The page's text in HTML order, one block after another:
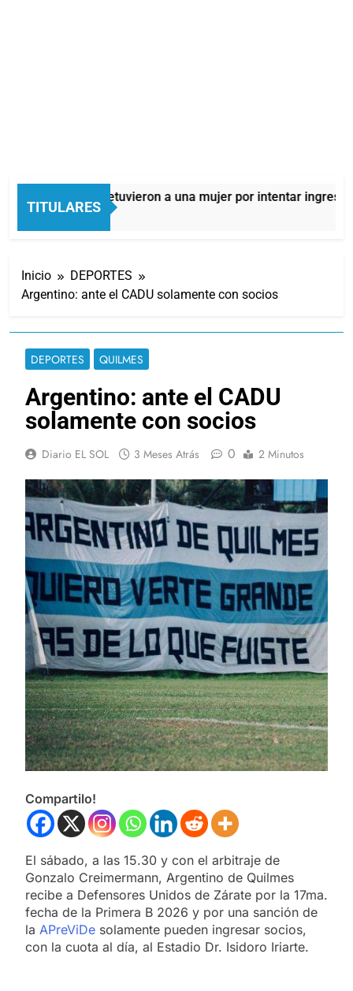
TITULARES
Quilmes: detuvieron a una mujer por intentar ingresar
5 Horas Atrás
Inicio
DEPORTES
Argentino: ante el CADU solamente con socios
DEPORTES QUILMES
Argentino: ante el CADU
solamente con socios
Diario EL SOL 3 Meses Atrás 0 2 Minutos
Compartilo!
El sábado, a las 15.30 y con el arbitraje de
Gonzalo Creimermann, Argentino de Quilmes
recibe a Defensores Unidos de Zárate por la 17ma.
fecha de la Primera B 2026 y por una sanción de
la APreViDe solamente pueden ingresar socios,
con la cuota al día, al Estadio Dr. Isidoro Iriarte.